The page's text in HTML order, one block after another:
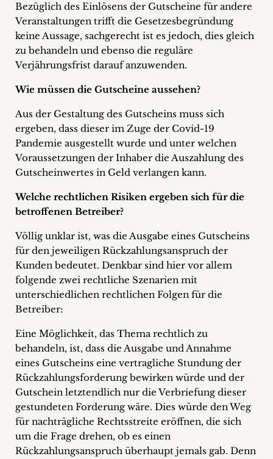
Bezüglich des Einlösens der Gutscheine für andere
Veranstaltungen trifft die Gesetzesbegründung
keine Aussage, sachgerecht ist es jedoch, dies gleich
zu behandeln und ebenso die reguläre
Verjährungsfrist darauf anzuwenden.
Wie müssen die Gutscheine aussehen?
Aus der Gestaltung des Gutscheins muss sich
ergeben, dass dieser im Zuge der Covid-19
Pandemie ausgestellt wurde und unter welchen
Voraussetzungen der Inhaber die Auszahlung des
Gutscheinwertes in Geld verlangen kann.
Welche rechtlichen Risiken ergeben sich für die
betroffenen Betreiber?
Völlig unklar ist, was die Ausgabe eines Gutscheins
für den jeweiligen Rückzahlungsanspruch der
Kunden bedeutet. Denkbar sind hier vor allem
folgende zwei rechtliche Szenarien mit
unterschiedlichen rechtlichen Folgen für die
Betreiber:
Eine Möglichkeit, das Thema rechtlich zu
behandeln, ist, dass die Ausgabe und Annahme
eines Gutscheins eine vertragliche Stundung der
Rückzahlungsforderung bewirken würde und der
Gutschein letztendlich nur die Verbriefung dieser
gestundeten Forderung wäre. Dies würde den Weg
für nachträgliche Rechtsstreite eröffnen, die sich
um die Frage drehen, ob es einen
Rückzahlungsanspruch überhaupt jemals gab. Denn